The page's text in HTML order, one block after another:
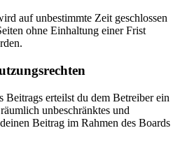
auf unbestimmte Zeit geschlossen
ohne Einhaltung einer Frist
Beitrags erteilst du dem Betreiber ein
unbeschränktes und
Beitrag im Rahmen des Boards